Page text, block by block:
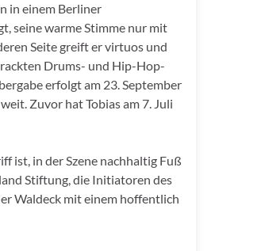
in einem Berliner
seine warme Stimme nur mit
Seite greift er virtuos und
Drums- und Hip-Hop-
erfolgt am 23. September
Zuvor hat Tobias am 7. Juli
ist, in der Szene nachhaltig Fuß
Stiftung, die Initiatoren des
Waldeck mit einem hoffentlich